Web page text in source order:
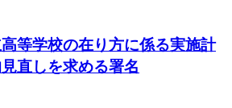
高等学校の在り方に係る実施計
直しを求める署名